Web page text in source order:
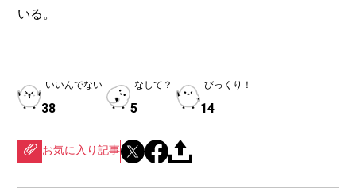
いる。
いいんでない
38
なして？
5
びっくり！
14
お気に入り記事